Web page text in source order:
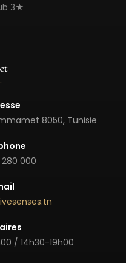
3★
8050, Tunisie
280 000
/ 14h30-19h00